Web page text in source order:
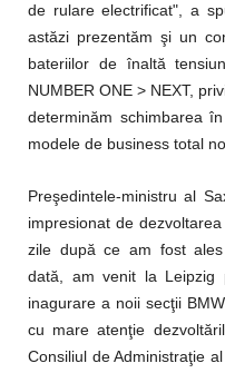
de rulare electrificat", a
astăzi prezentăm şi un
bateriilor de înaltă
NUMBER ONE > NEXT,
determinăm schimbarea
modele de business total
Preşedintele-ministru al
impresionat de
zile după ce am fost ales
dată, am venit la Leipzig
inagurare a noii secţii
cu mare atenţie
Consiliul de Administraţie